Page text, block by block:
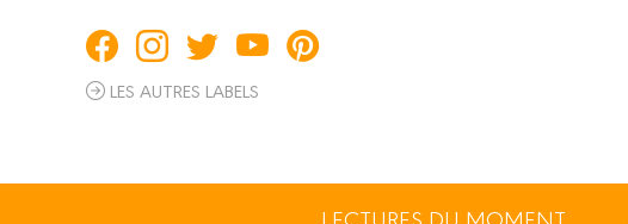
LES AUTRES LABELS